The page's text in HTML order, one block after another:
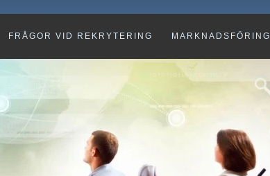
FRÅGOR VID REKRYTERING MARKNADSFÖRING